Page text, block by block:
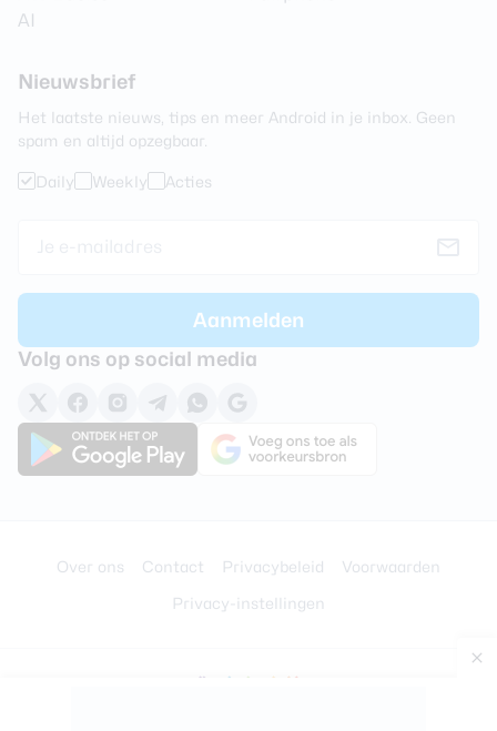
AI
Nieuwsbrief
Het laatste nieuws, tips en meer Android in je inbox. Geen
spam en altijd opzegbaar.
Daily Weekly Acties
Volg ons op social media
Over ons Contact Privacybeleid
Voorwaarden
Privacy-instellingen